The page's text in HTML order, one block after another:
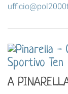
A